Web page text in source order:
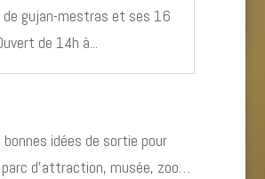
de gujan-mestras et ses 16
de 14h à...
idées de sortie pour
parc d’attraction, musée, zoo…